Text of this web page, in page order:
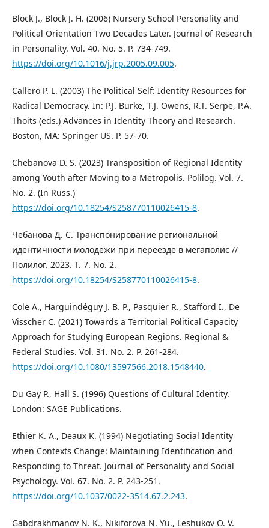
Block J., Block J. H. (2006) Nursery School Personality and
Political Orientation Two Decades Later. Journal of Research
in Personality. Vol. 40. No. 5. P. 734-749.
https://doi.org/10.1016/j.jrp.2005.09.005.
Callero P. L. (2003) The Political Self: Identity Resources for
Radical Democracy. In: P.J. Burke, T.J. Owens, R.T. Serpe, P.A.
Thoits (eds.) Advances in Identity Theory and Research.
Boston, MA: Springer US. P. 57-70.
Chebanova D. S. (2023) Transposition of Regional Identity
among Youth after Moving to a Metropolis. Polilog. Vol. 7.
No. 2. (In Russ.)
https://doi.org/10.18254/S258770110026415-8.
Чебанова Д. С. Транспонирование региональной
идентичности молодежи при переезде в мегаполис //
Полилог. 2023. Т. 7. No. 2.
https://doi.org/10.18254/S258770110026415-8.
Cole A., Harguindéguy J. B. P., Pasquier R., Stafford I., De
Visscher C. (2021) Towards a Territorial Political Capacity
Approach for Studying European Regions. Regional &
Federal Studies. Vol. 31. No. 2. P. 261-284.
https://doi.org/10.1080/13597566.2018.1548440.
Du Gay P., Hall S. (1996) Questions of Cultural Identity.
London: SAGE Publications.
Ethier K. A., Deaux K. (1994) Negotiating Social Identity
when Contexts Change: Maintaining Identification and
Responding to Threat. Journal of Personality and Social
Psychology. Vol. 67. No. 2. P. 243-251.
https://doi.org/10.1037/0022-3514.67.2.243.
Gabdrakhmanov N. K., Nikiforova N. Yu., Leshukov O. V.